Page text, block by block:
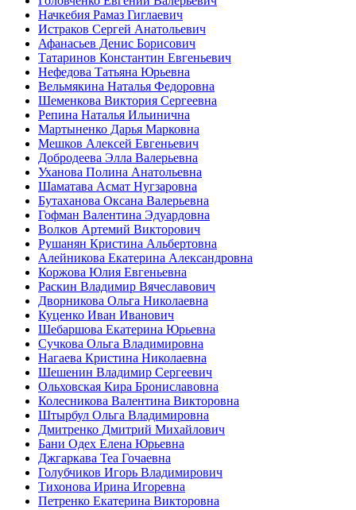
Начкебия Рамаз Гиглаевич
Истраков Сергей Анатольевич
Афанасьев Денис Борисович
Татаринов Константин Евгеньевич
Нефедова Татьяна Юрьевна
Вельмякина Наталья Федоровна
Шеменкова Виктория Сергеевна
Репина Наталья Ильинична
Мартыненко Дарья Марковна
Мешков Алексей Евгеньевич
Добродеева Элла Валерьевна
Уханова Полина Анатольевна
Шаматава Асмат Нугзаровна
Бутаханова Оксана Валерьевна
Гофман Валентина Эдуардовна
Волков Артемий Викторович
Рушанян Кристина Альбертовна
Алейникова Екатерина Александровна
Коржова Юлия Евгеньевна
Раскин Владимир Вячеславович
Дворникова Ольга Николаевна
Куценко Иван Иванович
Шебаршова Екатерина Юрьевна
Сучкова Ольга Владимировна
Нагаева Кристина Николаевна
Шешенин Владимир Сергеевич
Ольховская Кира Брониславовна
Колесникова Валентина Викторовна
Штырбул Ольга Владимировна
Дмитренко Дмитрий Михайлович
Бани Одех Елена Юрьевна
Джгаркава Теа Гочаевна
Голубчиков Игорь Владимирович
Тихонова Ирина Игоревна
Петренко Екатерина Викторовна